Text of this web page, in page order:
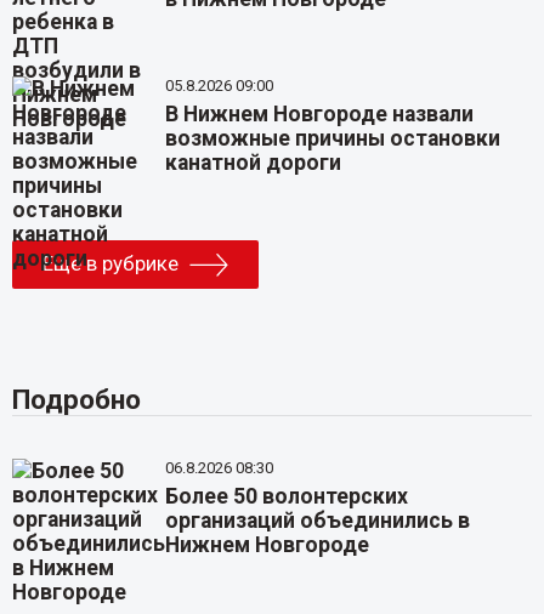
05.8.2026 09:00
В Нижнем Новгороде назвали
возможные причины остановки
канатной дороги
Еще в рубрике
Подробно
06.8.2026 08:30
Более 50 волонтерских
организаций объединились в
Нижнем Новгороде